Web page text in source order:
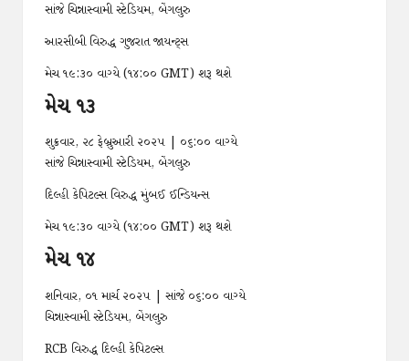
સાંજે ચિન્નાસ્વામી સ્ટેડિયમ, બેંગલુરુ
આરસીબી વિરુદ્ધ ગુજરાત જાયન્ટ્સ
મેચ ૧૯:૩૦ વાગ્યે (૧૪:૦૦ GMT) શરૂ થશે
મેચ ૧૩
શુક્રવાર, ૨૮ ફેબ્રુઆરી ૨૦૨૫ | ૦૬:૦૦ વાગ્યે
સાંજે ચિન્નાસ્વામી સ્ટેડિયમ, બેંગલુરુ
દિલ્હી કેપિટલ્સ વિરુદ્ધ મુંબઈ ઈન્ડિયન્સ
મેચ ૧૯:૩૦ વાગ્યે (૧૪:૦૦ GMT) શરૂ થશે
મેચ ૧૪
શનિવાર, ૦૧ માર્ચ ૨૦૨૫ | સાંજે ૦૬:૦૦ વાગ્યે
ચિન્નાસ્વામી સ્ટેડિયમ, બેંગલુરુ
RCB વિરુદ્ધ દિલ્હી કેપિટલ્સ